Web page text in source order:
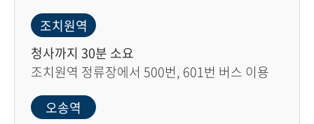
조치원역
청사까지 30분 소요
조치원역 정류장에서 500번, 601번 버스 이용
오송역